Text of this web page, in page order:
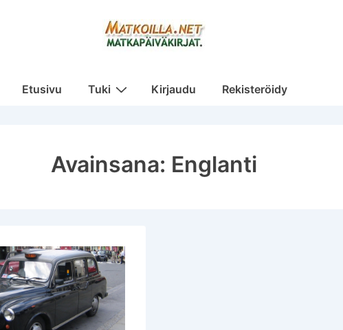
Päänavigaatio
Etusivu Tuki Kirjaudu Rekisteröidy
Avainsana: Englanti